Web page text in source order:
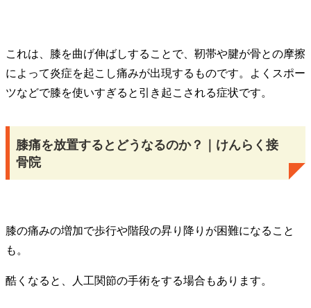
これは、膝を曲げ伸ばしすることで、靭帯や腱が骨との摩擦
によって炎症を起こし痛みが出現するものです。よくスポー
ツなどで膝を使いすぎると引き起こされる症状です。
膝痛を放置するとどうなるのか？｜けんらく接
骨院
膝の痛みの増加で歩行や階段の昇り降りが困難になること
も。
酷くなると、人工関節の手術をする場合もあります。